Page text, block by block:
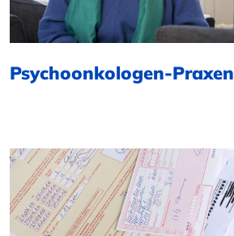
Psychoonkologen-Praxen